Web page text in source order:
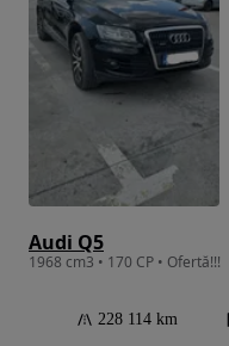
Audi Q5
1968 cm3 • 170 CP • Ofertă!!!
228 114 km